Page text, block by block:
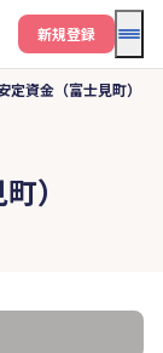
メ
新規登録
定資金（富士見町）
）